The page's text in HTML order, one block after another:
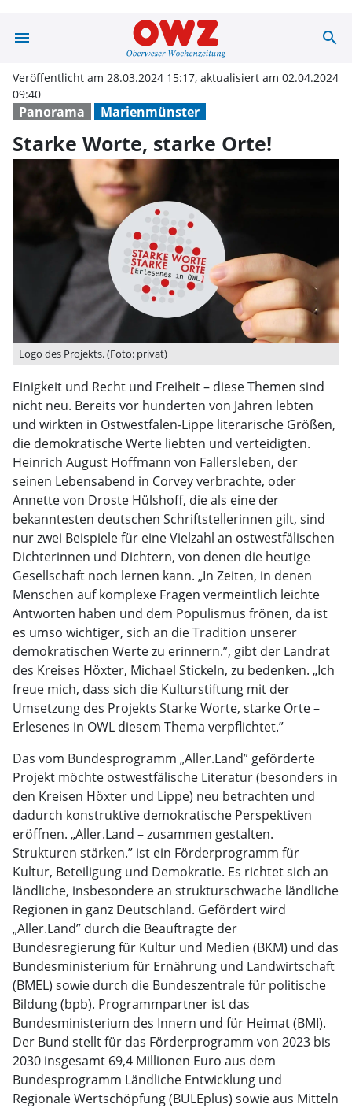
menu Starke Worte,search
Panorama Marienmünster
Veröffentlicht am 28.03.2024 15:17, aktualisiert am 02.04.2024
09:40
Starke Worte, starke Orte!
Logo des Projekts. (Foto: privat)
Einigkeit und Recht und Freiheit – diese Themen sind
nicht neu. Bereits vor hunderten von Jahren lebten
und wirkten in Ostwestfalen-Lippe literarische Größen,
die demokratische Werte liebten und verteidigten.
Heinrich August Hoffmann von Fallersleben, der
seinen Lebensabend in Corvey verbrachte, oder
Annette von Droste Hülshoff, die als eine der
bekanntesten deutschen Schriftstellerinnen gilt, sind
nur zwei Beispiele für eine Vielzahl an ostwestfälischen
Dichterinnen und Dichtern, von denen die heutige
Gesellschaft noch lernen kann. „In Zeiten, in denen
Menschen auf komplexe Fragen vermeintlich leichte
Antworten haben und dem Populismus frönen, da ist
es umso wichtiger, sich an die Tradition unserer
demokratischen Werte zu erinnern.”, gibt der Landrat
des Kreises Höxter, Michael Stickeln, zu bedenken. „Ich
freue mich, dass sich die Kulturstiftung mit der
Umsetzung des Projekts Starke Worte, starke Orte –
Erlesenes in OWL diesem Thema verpflichtet.”
Das vom Bundesprogramm „Aller.Land” geförderte
Projekt möchte ostwestfälische Literatur (besonders in
den Kreisen Höxter und Lippe) neu betrachten und
dadurch konstruktive demokratische Perspektiven
eröffnen. „Aller.Land – zusammen gestalten.
Strukturen stärken.” ist ein Förderprogramm für
Kultur, Beteiligung und Demokratie. Es richtet sich an
ländliche, insbesondere an strukturschwache ländliche
Regionen in ganz Deutschland. Gefördert wird
„Aller.Land” durch die Beauftragte der
Bundesregierung für Kultur und Medien (BKM) und das
Bundesministerium für Ernährung und Landwirtschaft
(BMEL) sowie durch die Bundeszentrale für politische
Bildung (bpb). Programmpartner ist das
Bundesministerium des Innern und für Heimat (BMI).
Der Bund stellt für das Förderprogramm von 2023 bis
2030 insgesamt 69,4 Millionen Euro aus dem
Bundesprogramm Ländliche Entwicklung und
Regionale Wertschöpfung (BULEplus) sowie aus Mitteln